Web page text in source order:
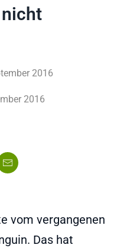
2016
2016
vom vergangenen
Das hat